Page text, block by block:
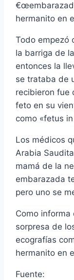
hermanito en
Todo empezó
la barriga de
entonces la
se trataba de
recibieron fue
feto en su
como «fetus
Los médicos
Arabia
mamá de la
embarazada
pero uno se
Como
sorpresa de
ecografí­as
hermanito en
Fuente: